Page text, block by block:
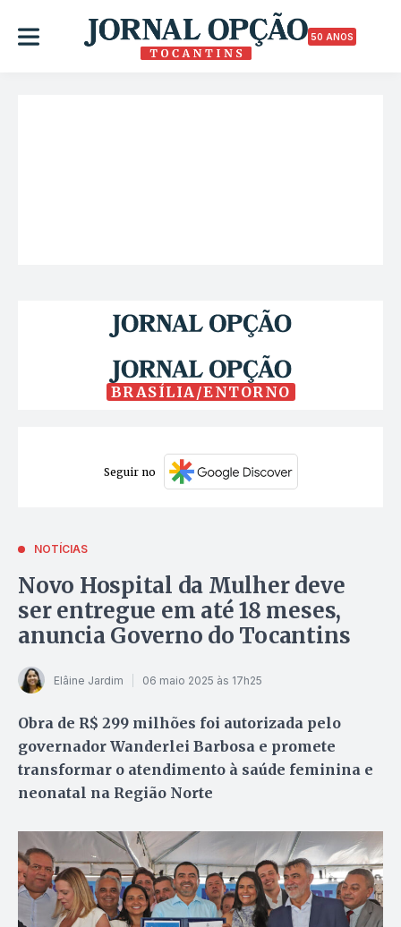
50 ANOS
BRASÍLIA/ENTORNO
Seguir no
NOTÍCIAS
Novo Hospital da Mulher deve
ser entregue em até 18 meses,
anuncia Governo do Tocantins
Elâine Jardim 06 maio 2025 às 17h25
Obra de R$ 299 milhões foi autorizada pelo
governador Wanderlei Barbosa e promete
transformar o atendimento à saúde feminina e
neonatal na Região Norte